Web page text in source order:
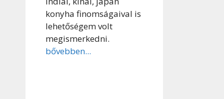
konyha finomságaival is
lehetőségem volt
megismerkedni.
bővebben...